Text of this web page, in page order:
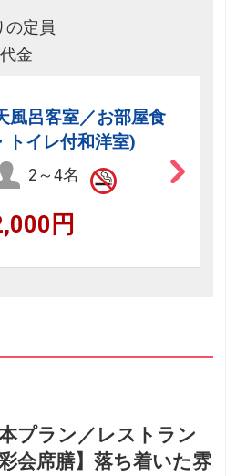
の定員
金
風呂客室／お部屋食
トイレ付和洋室)
2～4名
円
本プラン／レストラン
会席膳】落ち着いた雰